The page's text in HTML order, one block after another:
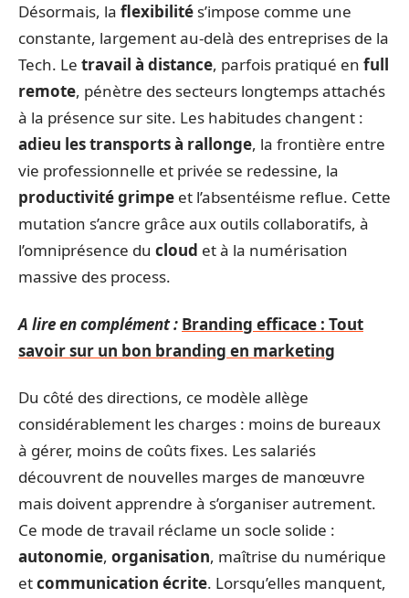
Désormais, la flexibilité s’impose comme une
constante, largement au-delà des entreprises de la
Tech. Le travail à distance, parfois pratiqué en full
remote, pénètre des secteurs longtemps attachés
à la présence sur site. Les habitudes changent :
adieu les transports à rallonge, la frontière entre
vie professionnelle et privée se redessine, la
productivité grimpe et l’absentéisme reflue. Cette
mutation s’ancre grâce aux outils collaboratifs, à
l’omniprésence du cloud et à la numérisation
massive des process.
A lire en complément : Branding efficace : Tout
savoir sur un bon branding en marketing
Du côté des directions, ce modèle allège
considérablement les charges : moins de bureaux
à gérer, moins de coûts fixes. Les salariés
découvrent de nouvelles marges de manœuvre
mais doivent apprendre à s’organiser autrement.
Ce mode de travail réclame un socle solide :
autonomie, organisation, maîtrise du numérique
etcommunication écrite. Lorsqu’elles manquent,